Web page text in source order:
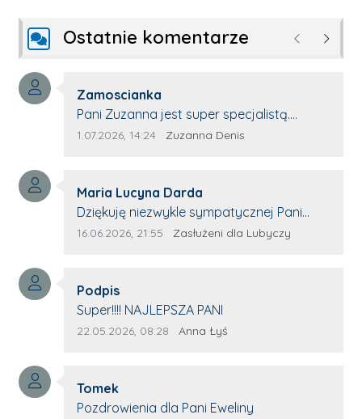
Ostatnie komentarze Poprzednie
Autor komentarza:
Zamoscianka
Treść komentarza:
Pani Zuzanna jest super specjalistą.
Korzystamy z moim pieskiem z jej pomocy
Data dodania komentarza:
1.07.2026, 14:24 Źródło komentarza:
Zuzanna Denis
Autor komentarza:
Maria Lucyna Darda
Treść komentarza:
Dziękuję niezwykle sympatycznej Pani
redaktor Annie Niderla-Kadach za
którym trema odbierała głos.
Data dodania komentarza:
16.06.2026, 21:55 Źródło komentarza:
Zasłużeni dla Lubyczy
Autor komentarza:
Podpis
Treść komentarza:
Super!!!! NAJLEPSZA PANI
Data dodania komentarza:
22.05.2026, 08:28 Źródło komentarza:
Anna Łyś
Autor komentarza:
Tomek
Treść komentarza:
Pozdrowienia dla Pani Eweliny